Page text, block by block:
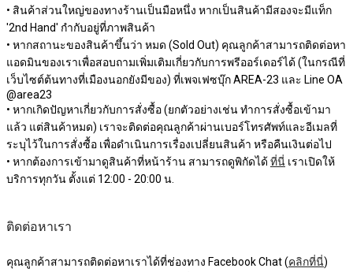
• สินค้าส่วนใหญ่ของทางร้านเป็นมือหนึ่ง หากเป็นสินค้ามีสองจะมีแท็ก
'2nd Hand' กำกับอยู่ที่ภาพสินค้า
• หากสถานะของสินค้าขึ้นว่า หมด (Sold Out) คุณลูกค้าสามารถติดต่อหา
แอดมินของเราเพื่อสอบถามเพิ่มเติมเกี่ยวกับการพรีออร์เดอร์ได้ (ในกรณีที่
เว็บไซต์ต้นทางที่เมืองนอกยังมีของ) ที่เพจเฟซบุ๊ก AREA-23 และ Line OA
@area23
• หากเกิดปัญหาเกี่ยวกับการสั่งซื้อ (ยกตัวอย่างเช่น ทำการสั่งซื้อเข้ามา
แล้ว แต่สินค้าหมด) เราจะติดต่อคุณลูกค้าผ่านเบอร์โทรศัพท์และอีเมลที่
ระบุไว้ในการสั่งซื้อ เพื่อดำเนินการเรื่องเปลี่ยนสินค้า หรือคืนเงินต่อไป
• หากต้องการเข้ามาดูสินค้าที่หน้าร้าน สามารถดูพิกัดได้ ที่นี่ เราเปิดให้
บริการทุกวัน ตั้งแต่ 12:00 - 20:00 น.
ติดต่อหาเรา
คุณลูกค้าสามารถติดต่อหาเราได้ที่ช่องทาง Facebook Chat (คลิกที่นี่)